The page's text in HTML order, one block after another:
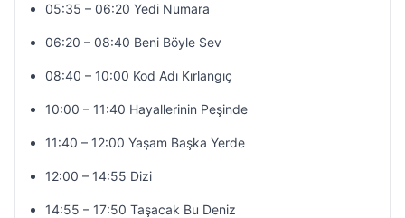
05:35 – 06:20 Yedi Numara
06:20 – 08:40 Beni Böyle Sev
08:40 – 10:00 Kod Adı Kırlangıç
10:00 – 11:40 Hayallerinin Peşinde
11:40 – 12:00 Yaşam Başka Yerde
12:00 – 14:55 Dizi
14:55 – 17:50 Taşacak Bu Deniz